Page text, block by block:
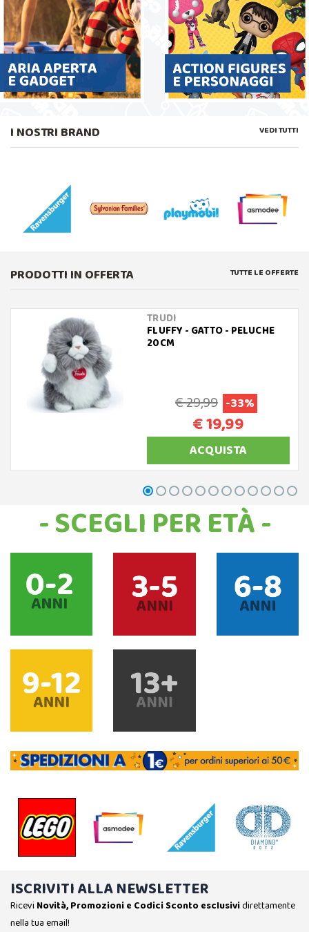
I NOSTRI BRAND VEDI TUTTI
PRODOTTI IN OFFERTA TUTTE LE OFFERTE
TRUDI
FLUFFY - GATTO - PELUCHE
20CM
€ 29,99 -33%
€ 19,99
ACQUISTA
- SCEGLI PER ETÀ -
ISCRIVITI ALLA NEWSLETTER
Ricevi Novità, Promozioni e Codici Sconto esclusividirettamente
nella tua email!